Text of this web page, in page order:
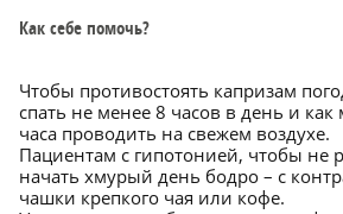
Как себе помочь?
Чтобы противостоять капризам
спать не менее 8 часов в день и
часа проводить на свежем воздухе.
Пациентам с гипотонией, чтобы не
начать хмурый день бодро – с
чашки крепкого чая или кофе.